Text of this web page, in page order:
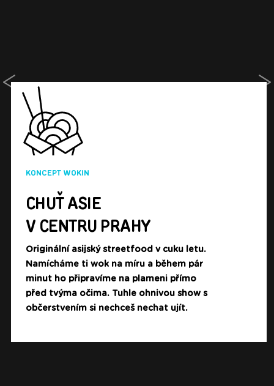
Předcházející
KONCEPT WOKIN
CHUŤ ASIE
V CENTRU PRAHY
Originální asijský streetfood v cuku letu.
Namícháme ti wok na míru a během pár
minut ho připravíme na plameni přímo
před tvýma očima. Tuhle ohnivou show s
občerstvením si nechceš nechat ujít.